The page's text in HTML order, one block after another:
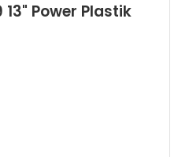
Power Plastik